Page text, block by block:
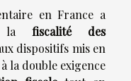
en France a
la fiscalité des
dispositifs mis en
la double exigence